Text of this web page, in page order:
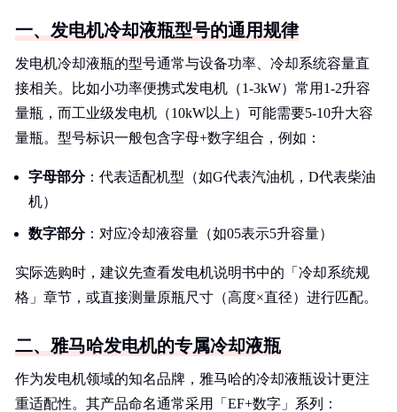
一、发电机冷却液瓶型号的通用规律
发电机冷却液瓶的型号通常与设备功率、冷却系统容量直
接相关。比如小功率便携式发电机（1-3kW）常用1-2升容
量瓶，而工业级发电机（10kW以上）可能需要5-10升大容
量瓶。型号标识一般包含字母+数字组合，例如：
字母部分：代表适配机型（如G代表汽油机，D代表柴油
机）
数字部分：对应冷却液容量（如05表示5升容量）
实际选购时，建议先查看发电机说明书中的「冷却系统规
格」章节，或直接测量原瓶尺寸（高度×直径）进行匹配。
二、雅马哈发电机的专属冷却液瓶
作为发电机领域的知名品牌，雅马哈的冷却液瓶设计更注
重适配性。其产品命名通常采用「EF+数字」系列：